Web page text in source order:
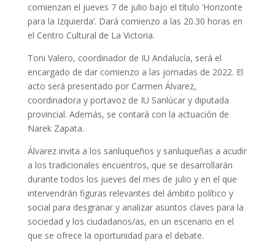
comienzan el jueves 7 de julio bajo el título ‘Horizonte
para la Izquierda’. Dará comienzo a las 20.30 horas en
el Centro Cultural de La Victoria.
Toni Valero, coordinador de IU Andalucía, será el
encargado de dar comienzo a las jornadas de 2022. El
acto será presentado por Carmen Álvarez,
coordinadora y portavoz de IU Sanlúcar y diputada
provincial. Además, se contará con la actuación de
Narek Zapata.
Álvarez invita a los sanluqueños y sanluqueñas a acudir
a los tradicionales encuentros, que se desarrollarán
durante todos los jueves del mes de julio y en el que
intervendrán figuras relevantes del ámbito político y
social para desgranar y analizar asuntos claves para la
sociedad y los ciudadanos/as, en un escenario en el
que se ofrece la oportunidad para el debate.